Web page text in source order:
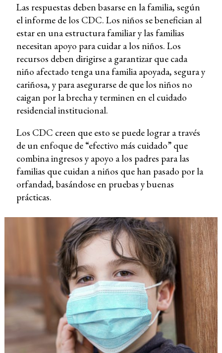
Las respuestas deben basarse en la familia, según
el informe de los CDC. Los niños se benefician al
estar en una estructura familiar y las familias
necesitan apoyo para cuidar a los niños. Los
recursos deben dirigirse a garantizar que cada
niño afectado tenga una familia apoyada, segura y
cariñosa, y para asegurarse de que los niños no
caigan por la brecha y terminen en el cuidado
residencial institucional.
Los CDC creen que esto se puede lograr a través
de un enfoque de “efectivo más cuidado” que
combina ingresos y apoyo a los padres para las
familias que cuidan a niños que han pasado por la
orfandad, basándose en pruebas y buenas
prácticas.